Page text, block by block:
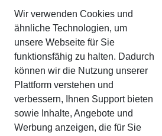
Hotelbeschreibung
Wir verwenden Cookies und
ähnliche Technologien, um
unsere Webseite für Sie
funktionsfähig zu halten. Dadurch
können wir die Nutzung unserer
Plattform verstehen und
verbessern, Ihnen Support bieten
sowie Inhalte, Angebote und
Werbung anzeigen, die für Sie